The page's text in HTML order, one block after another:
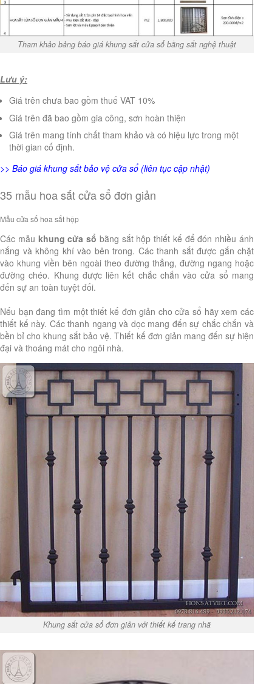
Tham khảo bảng báo giá khung sắt cửa sổ bằng sắt nghệ thuật
Lưu ý:
Giá trên chưa bao gồm thuế VAT 10%
Giá trên đã bao gồm gia công, sơn hoàn thiện
Giá trên mang tính chất tham khảo và có hiệu lực trong một
thời gian cố định.
>> Báo giá khung sắt bảo vệ cửa sổ (liên tục cập nhật)
35 mẫu hoa sắt cửa sổ đơn giản
Mẫu cửa sổ hoa sắt hộp
Các mẫu khung cửa sổ bằng sắt hộp thiết kế để đón nhiều ánh
nắng và không khí vào bên trong. Các thanh sắt được gắn chặt
vào khung viền bên ngoài theo đường thẳng, đường ngang hoặc
đường chéo. Khung được liên kết chắc chắn vào cửa sổ mang
đến sự an toàn tuyệt đối.
Nếu bạn đang tìm một thiết kế đơn giản cho cửa sổ hãy xem các
thiết kế này. Các thanh ngang và dọc mang đến sự chắc chắn và
bền bỉ cho khung sắt bảo vệ. Thiết kế đơn giản mang đến sự hiện
đại và thoáng mát cho ngôi nhà.
Khung sắt cửa sổ đơn giản với thiết kế trang nhã